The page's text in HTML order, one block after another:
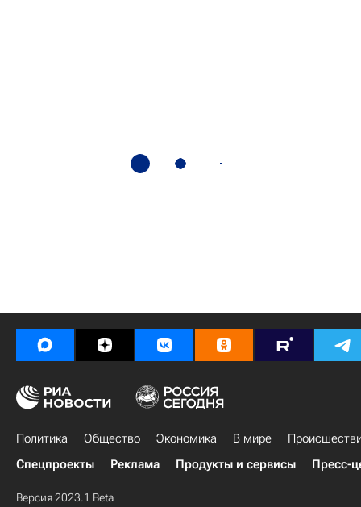
Политика Общество Экономика В мире
Спецпроекты
Реклама Продукты и сервисы Пресс-
Версия 2023.1 Beta